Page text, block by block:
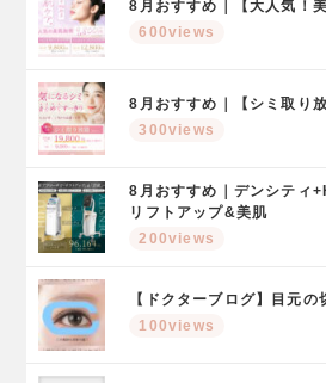
8月おすすめ｜【大人気！
600views
8月おすすめ｜【シミ取り
300views
8月おすすめ｜デンシティ
リフトアップ&美肌
200views
【ドクターブログ】目元
100views